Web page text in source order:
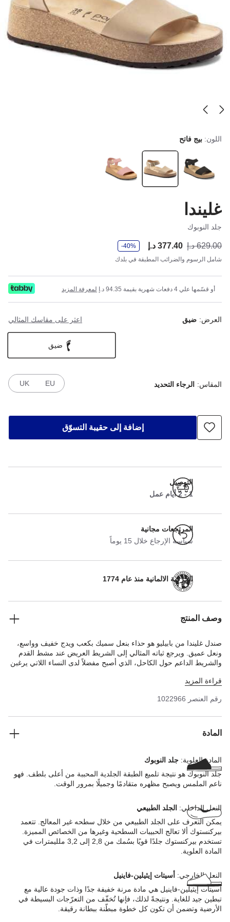
اللون: بيج فاتح
غليندا
جلد النوبوك
629.00 د.إ 377.40 د.إ
-40%
شامل الرسوم والضرائب المطبقة في بلدك
أو قسّمها علي 4 دفعات شهرية بقيمة 94.35 د.إ لمعرفة المزيد
العرض: ضيق اعثر على مقاسك المثالي
ضيق
المقاس: الرجاء التحديد EU
UK
إضافة إلى حقيبة التسوّق
التوصيل
1 - 2 أيام عمل
المرتجعات مجانية
سياسة الإرجاع خلال 15 يوماً
الحرفية الالمانية منذ عام 1774
وصف المنتج
صندل غليندا من بابيليو هو حذاء بنعل سميك بكعب ويدج خفيف وواسع،
ونعل عميق. ويرجع ثباته المثالي إلى الشريط العريض عند مشط القدم
والشريط الداعم حول الكاحل، الذي أصبح مفضلاً لدى النساء اللاتي يرغبن
متانته، إلا أنه مفعم بالأنوثة. الجزء العلوي مصنوع من جلد النوبوك الناعم
قراءة المزيد
رقم العنصر 1022966
المادة
المادة العلوية: جلد النوبوك
جلد النوبوك هو نتيجة تلميع الطبقة الجلدية المحببة من أعلى بلطف. فهو
ناعم الملمس ويصبح مظهره متقادمًا وجميلًا بمرور الوقت.
النعل الداخلي: الجلد الطبيعي
يمكن التعرف على الجلد الطبيعي من خلال سطحه غير المعالج. تتعمد
بيركنستوك ألا تعالج الحبيبات السطحية وغيرها من الخصائص المميزة.
تستخدم بيركنستوك جلدًا قويًا بسُمك من 2,8 إلى 3,2 ملليمترات في
المادة العلوية.
النعل الخارجي: أسيتات إيثيلين-فاينيل
أسيتات إيثيلين-فاينيل هي مادة مرنة خفيفة جدًا وذات جودة عالية مع
تبطين جيد للغاية. ونتيجةً لذلك، فإنها تُخفّف من التعرّجات البسيطة في
الأرضية وتضمن أن تكون كل خطوة مبطّنة ببطانة رقيقة.